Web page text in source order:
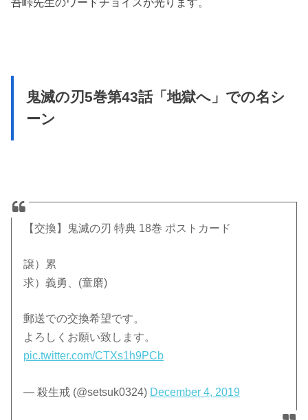
鬼滅の刃5巻第43話「地獄へ」での名シ
ーン
【交換】鬼滅の刃 特典 18巻 ポストカード
譲）累
求）義勇、(童磨)
郵送での交換希望です。
よろしくお願い致します。
pic.twitter.com/CTXs1h9PCb
— 殺生戒 (@setsuk0324) December 4, 2019